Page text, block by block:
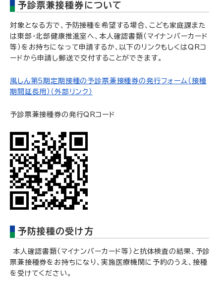
予診票兼接種券について
対象となる方で、予防接種を希望する場合、こども家庭課また
は東部・北部健康推進室へ、本人確認書類（マイナンバーカード
等）をお持ちになって申請するか、以下のリンクもしくはQRコ
ードから申請し郵送で交付することができます。
風しん第5期定期接種の予診票兼接種券の発行フォーム（接種
期間延長用）（外部リンク）
予診票兼接種券の発行QRコード
予防接種の受け方
本人確認書類（マイナンバーカード等）と抗体検査の結果、予診
票兼接種券をお持ちになり、実施医療機関に予約のうえ、接種
を受けてください。